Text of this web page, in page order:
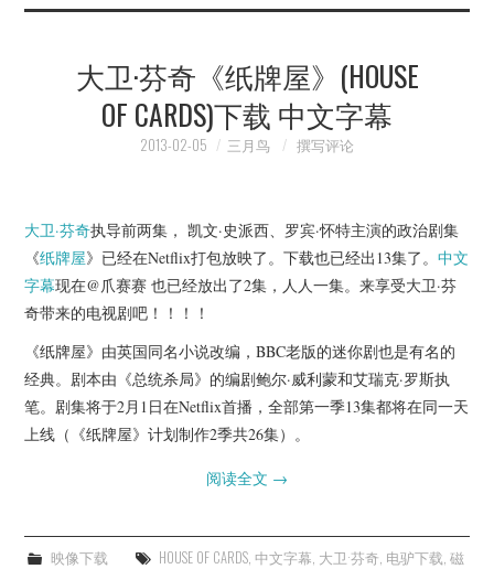
大卫·芬奇《纸牌屋》(HOUSE
OF CARDS)下载 中文字幕
2013-02-05 三月鸟 撰写评论
大卫·芬奇执导前两集， 凯文·史派西、罗宾·怀特主演的政治剧集
《纸牌屋》已经在Netflix打包放映了。下载也已经出13集了。中文
字幕现在@爪赛赛 也已经放出了2集，人人一集。来享受大卫·芬
奇带来的电视剧吧！！！！
《纸牌屋》由英国同名小说改编，BBC老版的迷你剧也是有名的
经典。剧本由《总统杀局》的编剧鲍尔·威利蒙和艾瑞克·罗斯执
笔。剧集将于2月1日在Netflix首播，全部第一季13集都将在同一天
上线（《纸牌屋》计划制作2季共26集）。
阅读全文 →
映像下载 HOUSE OF CARDS, 中文字幕 大卫·芬奇 电驴下载 磁